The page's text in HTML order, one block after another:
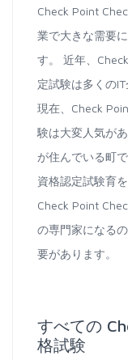
Check Point
業で大きな需要
す。 近年、
定試験は多くの
現在、Check
験は大変人気が
が住んでいる町
資格認定試験育
Check Point
の専門家になる
要があります。
すべての
格試験